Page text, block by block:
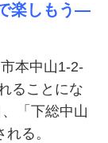
楽しもう―
本中山1-2-
ることにな
「下総中山
る。